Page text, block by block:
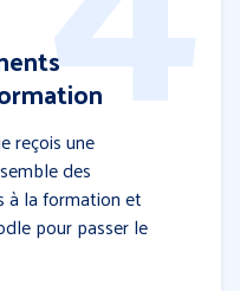
reçois une
des
à la formation et
pour passer le